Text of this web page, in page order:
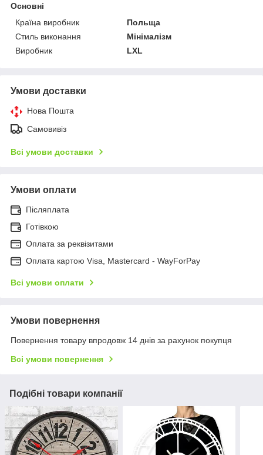
Основні
Країна виробник
Польща
Стиль виконання
Мінімалізм
Виробник
LXL
Умови доставки
Нова Пошта
Самовивіз
Всі умови доставки
Умови оплати
Післяплата
Готівкою
Оплата за реквізитами
Оплата картою Visa, Mastercard - WayForPay
Всі умови оплати
Умови повернення
Повернення товару впродовж 14 днів за рахунок покупця
Всі умови повернення
Подібні товари компанії